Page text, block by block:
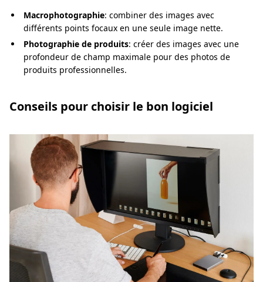
Macrophotographie: combiner des images avec
différents points focaux en une seule image nette.
Photographie de produits: créer des images avec une
profondeur de champ maximale pour des photos de
produits professionnelles.
Conseils pour choisir le bon logiciel